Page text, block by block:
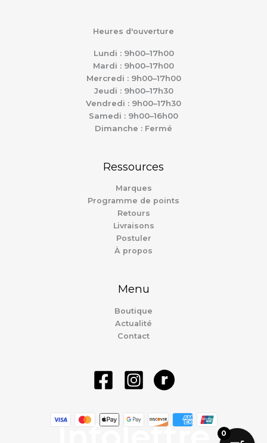
Heures d'ouverture
Lundi : 9h00–17h00
Mardi : 9h00–17h00
Mercredi : 9h00–17h00
Jeudi : 9h00–17h30
Vendredi : 9h00–17h30
Samedi : 9h00–16h00
Dimanche : Fermé
Ressources
Marques
Programme de points
Retours
Livraisons
Postuler
À propos
Menu
Boutique
Actualité
Contact
0